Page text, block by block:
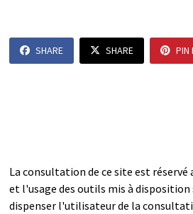
SHARE SHARE PIN
La consultation de ce site est réservé
et l'usage des outils mis à
dispenser l'utilisateur de la